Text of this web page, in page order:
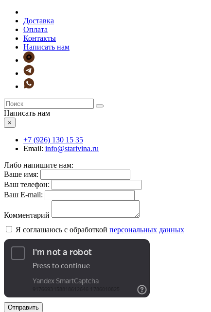
Доставка
Оплата
Контакты
Написать нам
Написать нам
×
+7 (926) 130 15 35
Email: info@starivina.ru
Либо напишите нам:
Ваше имя:
Ваш телефон:
Ваш E-mail:
Комментарий
Я соглашаюсь с обработкой персональных данных
Отправить